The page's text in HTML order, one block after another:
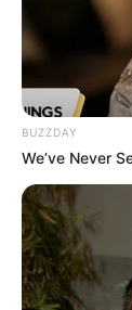
BUZZDAY
We’ve Never